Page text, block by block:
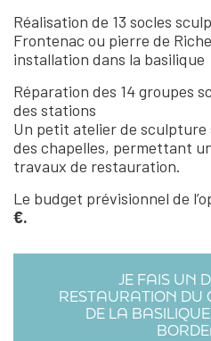
Réalisation de 13 socles
Frontenac ou pierre de
installation dans la basilique
Réparation des 14 groupes
des stations
Un petit atelier de sculpture
des chapelles, permettant
travaux de restauration.
Le budget prévisionnel de
€.
JE FAIS UN
RESTAURATION DU
DE LA